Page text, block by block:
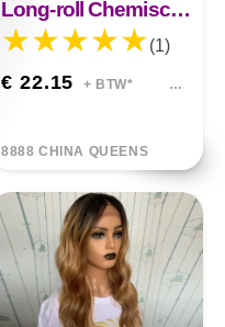
Long-roll Chemische Vezel Pruik Hoofddeksels Kant Elastisch Mesh
(1)
€ 22.15 + BTW*
8888 CHINA QUEENS